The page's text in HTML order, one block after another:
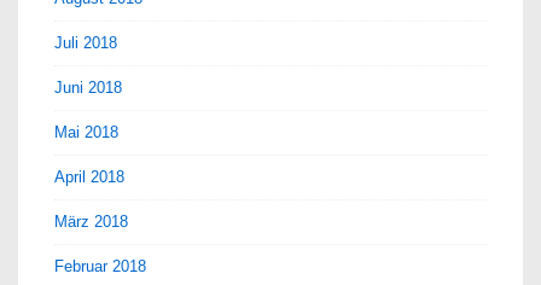
Juli 2018
Juni 2018
Mai 2018
April 2018
März 2018
Februar 2018